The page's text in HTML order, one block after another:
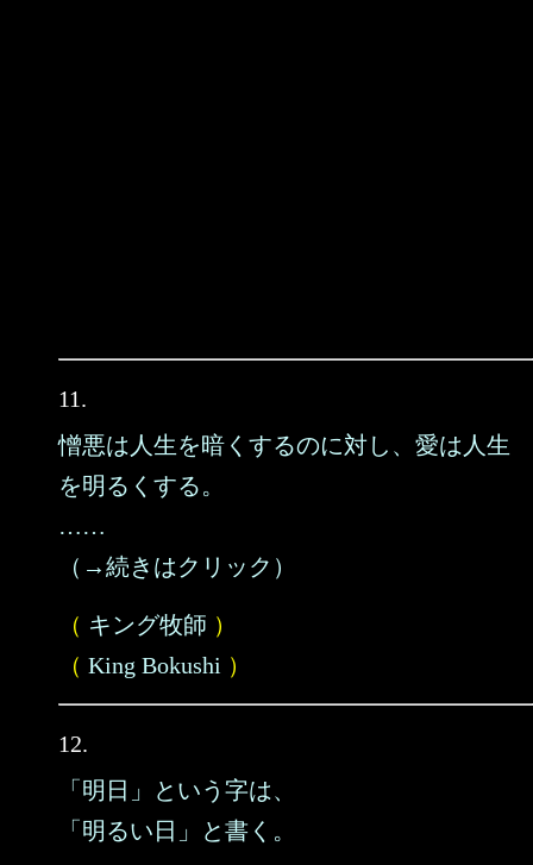
11.
憎悪は人生を暗くするのに対し、愛は人生
を明るくする。
……
（→続きはクリック）
（ キング牧師 ）
（ King Bokushi ）
12.
「明日」という字は、
「明るい日」と書く。